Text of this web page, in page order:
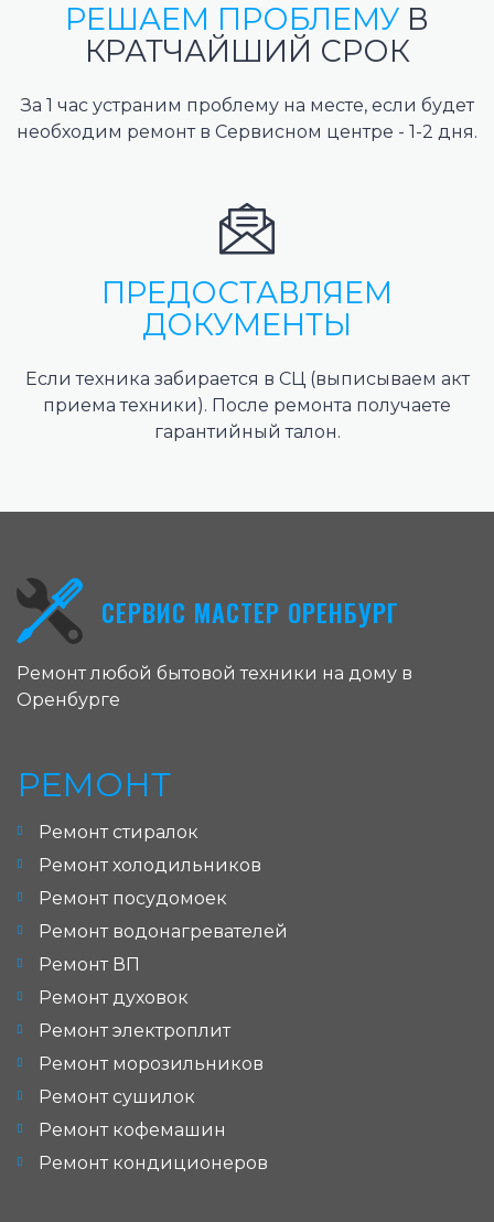
РЕШАЕМ ПРОБЛЕМУ В
КРАТЧАЙШИЙ СРОК
За 1 час устраним проблему на месте, если будет
необходим ремонт в Сервисном центре - 1-2 дня.
ПРЕДОСТАВЛЯЕМ
ДОКУМЕНТЫ
Если техника забирается в СЦ (выписываем акт
приема техники). После ремонта получаете
гарантийный талон.
СЕРВИС МАСТЕР ОРЕНБУРГ
Ремонт любой бытовой техники на дому в
Оренбурге
РЕМОНТ
Ремонт стиралок
Ремонт холодильников
Ремонт посудомоек
Ремонт водонагревателей
Ремонт ВП
Ремонт духовок
Ремонт электроплит
Ремонт морозильников
Ремонт сушилок
Ремонт кофемашин
Ремонт кондиционеров